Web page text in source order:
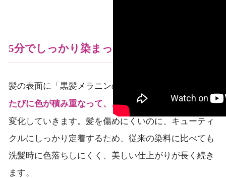
5分でしっかり染まって、少ないダメージ
髪の表面に「黒髪メラニンのもと」が定着し、
たびに色が積み重なって、より深みのある色合いへ と
変化していきます。髪を傷めにくいのに、キューティ
クルにしっかり定着するため、従来の染料に比べても
洗髪時に色落ちしにくく、美しい仕上がりが長く続き
ます。